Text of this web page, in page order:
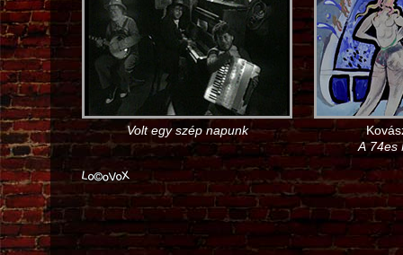
Volt egy szép napunk
A 74es